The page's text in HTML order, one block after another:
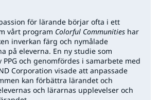
för lärande börjar ofta i ett
vårt program Colorful Communities har
inverkan färg och nymålade
på eleverna. En ny studie som
PPG och genomfördes i samarbete med
Corporation visade att anpassade
kan förbättra lärandet och
och lärarnas upplevelser och